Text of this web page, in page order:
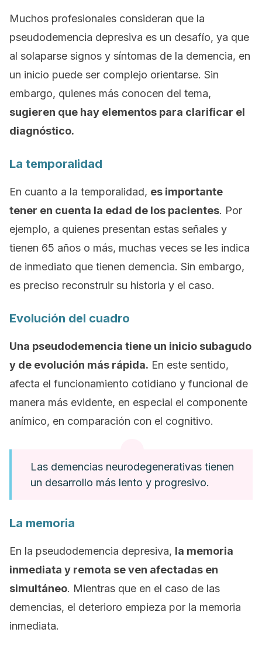
Muchos profesionales consideran que la
pseudodemencia depresiva es un desafío, ya que
al solaparse signos y síntomas de la demencia, en
un inicio puede ser complejo orientarse. Sin
embargo, quienes más conocen del tema,
sugieren que hay elementos para clarificar el
diagnóstico.
La temporalidad
En cuanto a la temporalidad, es importante
tener en cuenta la edad de los pacientes. Por
ejemplo, a quienes presentan estas señales y
tienen 65 años o más, muchas veces se les indica
de inmediato que tienen demencia. Sin embargo,
es preciso reconstruir su historia y el caso.
Evolución del cuadro
Una pseudodemencia tiene un inicio subagudo
y de evolución más rápida. En este sentido,
afecta el funcionamiento cotidiano y funcional de
manera más evidente, en especial el componente
anímico, en comparación con el cognitivo.
Las demencias neurodegenerativas tienen
un desarrollo más lento y progresivo.
La memoria
En la pseudodemencia depresiva, la memoria
inmediata y remota se ven afectadas en
simultáneo. Mientras que en el caso de las
demencias, el deterioro empieza por la memoria
inmediata.